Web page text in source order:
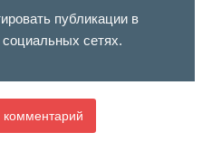
публикации в
сетях.
комментарий